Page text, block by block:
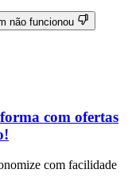
não funcionou
com ofertas
com facilidade